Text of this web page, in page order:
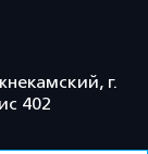
г.
402